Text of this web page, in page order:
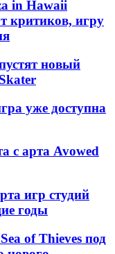
in Hawaii
критиков, игру
новый
уже доступна
с арта Avowed
игр студий
годы
of Thieves под